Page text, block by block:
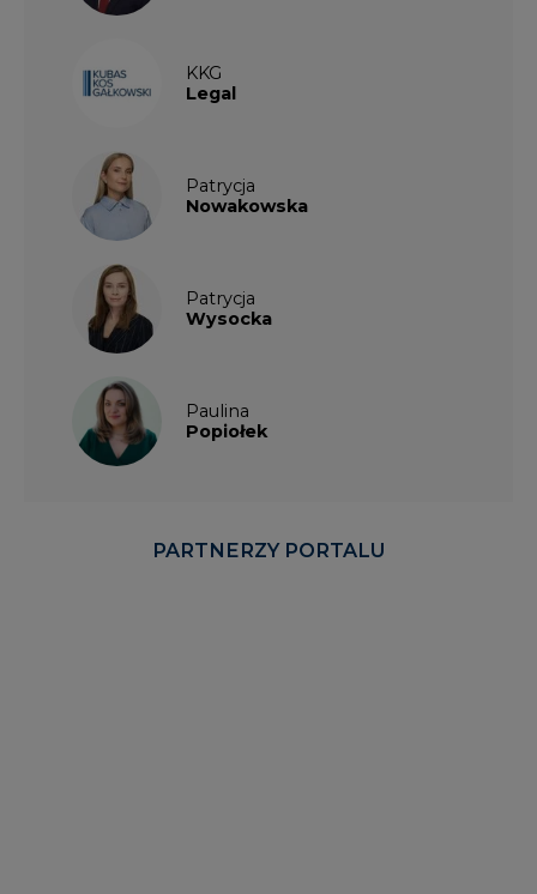
KKG
Legal
Patrycja
Nowakowska
Patrycja
Wysocka
Paulina
Popiołek
PARTNERZY PORTALU